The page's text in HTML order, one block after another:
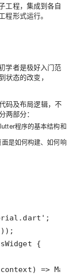
工程，集成到各自
形式运行。
学者是极好入门范
状态的改变，
码及布局逻辑，不
部分：
程序的基本结构和
是如何构建、如何响